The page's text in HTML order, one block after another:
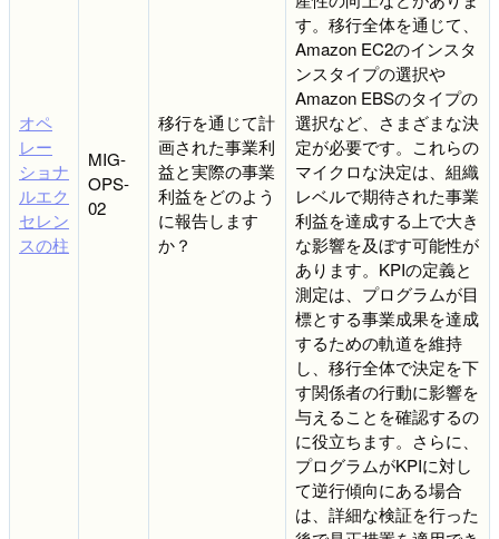
オペ
レー
ショナ
ルエク
セレン
スの柱
MIG-
OPS-
02
移行を通じて計
画された事業利
益と実際の事業
利益をどのよう
に報告します
か？
す。移行全体を通じて、
Amazon EC2のインスタ
ンスタイプの選択や
Amazon EBSのタイプの
選択など、さまざまな決
定が必要です。これらの
マイクロな決定は、組織
レベルで期待された事業
利益を達成する上で大き
な影響を及ぼす可能性が
あります。KPIの定義と
測定は、プログラムが目
標とする事業成果を達成
するための軌道を維持
し、移行全体で決定を下
す関係者の行動に影響を
与えることを確認するの
に役立ちます。さらに、
プログラムがKPIに対し
て逆行傾向にある場合
は、詳細な検証を行った